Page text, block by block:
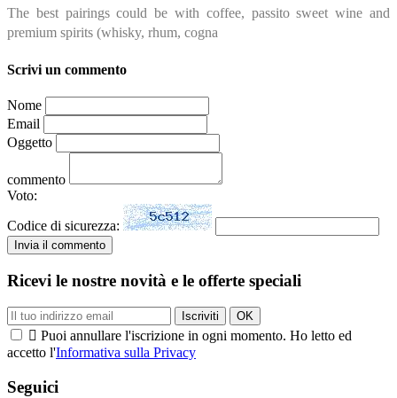
The best pairings could be with coffee, passito sweet wine and
premium spirits (whisky, rhum, cogna
Scrivi un commento
Nome
Email
Oggetto
commento
Voto:
Codice di sicurezza:
Ricevi le nostre novità e le offerte speciali
 Puoi annullare l'iscrizione in ogni momento. Ho letto ed
accetto l'Informativa sulla Privacy
Seguici